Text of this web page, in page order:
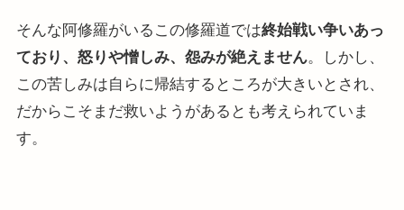
そんな阿修羅がいるこの修羅道では終始戦い争いあっ
ており、怒りや憎しみ、怨みが絶えません。しかし、
この苦しみは自らに帰結するところが大きいとされ、
だからこそまだ救いようがあるとも考えられていま
す。